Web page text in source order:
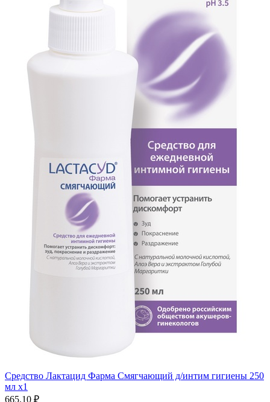
Средство Лактацид Фарма Смягчающий д/интим гигиены 250
мл x1
665.10 ₽